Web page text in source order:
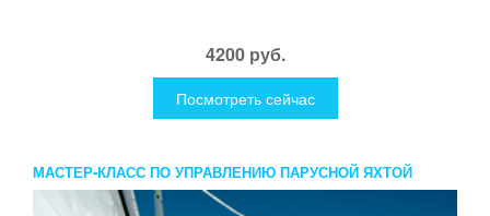
4200 руб.
Посмотреть сейчас
МАСТЕР-КЛАСС ПО УПРАВЛЕНИЮ ПАРУСНОЙ ЯХТОЙ